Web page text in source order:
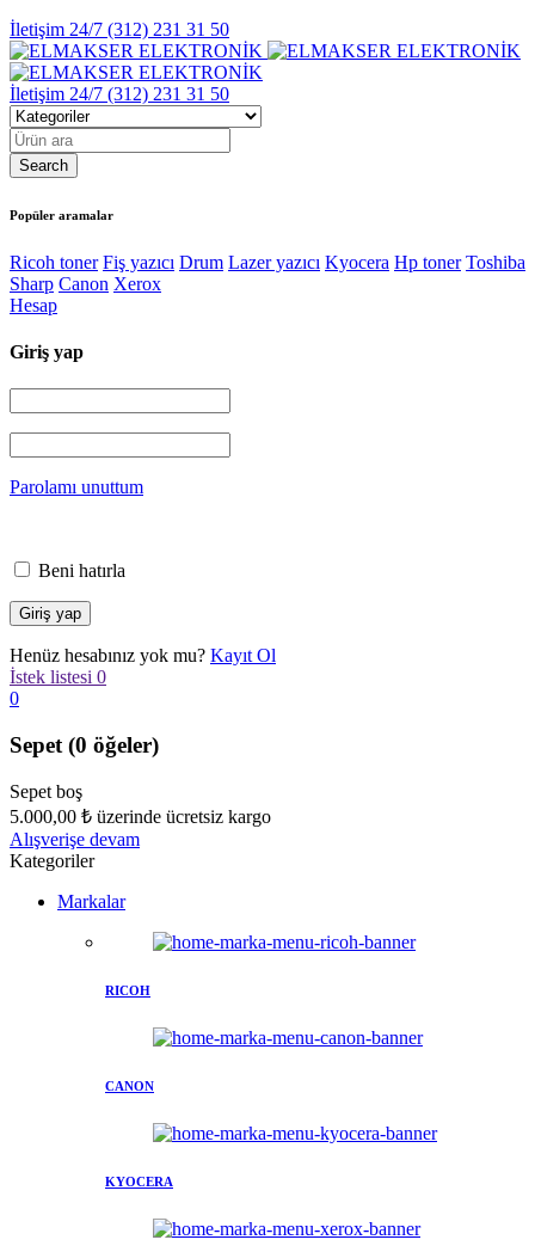
İletişim 24/7 (312) 231 31 50
İletişim 24/7 (312) 231 31 50
Popüler aramalar
Ricoh toner Fiş yazıcı Drum Lazer yazıcı Kyocera Hp toner Toshiba
Sharp Canon Xerox
Hesap
Giriş yap
Parolamı unuttum
Beni hatırla
Henüz hesabınız yok mu? Kayıt Ol
İstek listesi 0
0
Sepet (0 öğeler)
Sepet boş
5.000,00 ₺ üzerinde ücretsiz kargo
Alışverişe devam
Kategoriler
Markalar
RICOH
CANON
KYOCERA